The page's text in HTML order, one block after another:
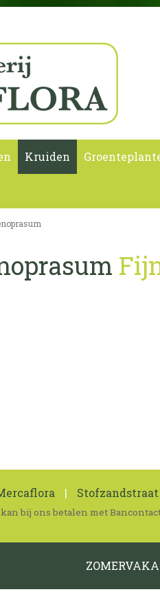
Kruiden
| Stofzandstraat
bij ons betalen met